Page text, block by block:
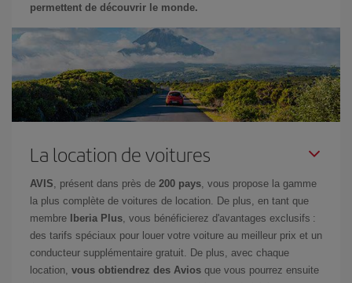
permettent de découvrir le monde.
La location de voitures
AVIS , présent dans près de 200 pays , vous propose la gamme
la plus complète de voitures de location. De plus, en tant que
membre
Iberia Plus , vous bénéficierez d'avantages exclusifs :
des tarifs spéciaux pour louer votre voiture au meilleur prix et un
conducteur supplémentaire gratuit. De plus, avec chaque
location, vous obtiendrez des Avios que vous pourrez ensuite